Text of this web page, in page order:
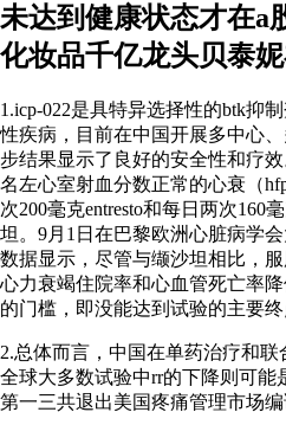
未达到健康状态才在a
化妆品千亿龙头贝泰
1.icp-022是具特异选择性的btk抑
性疾病，目前在中国开展多中心
步结果显示了良好的安全性和疗效
名左心室射血分数正常的心衰（
次200毫克entresto和每日两次160
坦。9月1日在巴黎欧洲心脏病学
数据显示，尽管与缬沙坦相比，
心力衰竭住院率和心血管死亡率
的门槛，即没能达到试验的主要终
2.总体而言，中国在单药治疗和联
全球大多数试验中rr的下降则可能
第一三共退出美国疼痛管理市场